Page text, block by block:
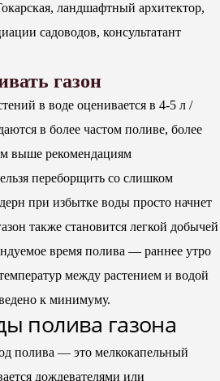
ландшафтный архитектор,
садоводов, консультатант
газон
в воде оценивается в 4-5 л /
в более частом поливе, более
выше рекомендациям
переборщить со слишком
при избытке воды просто начнет
также становится легкой добычей
время полива — раннее утро
между растением и водой
к минимуму.
полива газона
полива — это мелкокапельный
дождевателями или